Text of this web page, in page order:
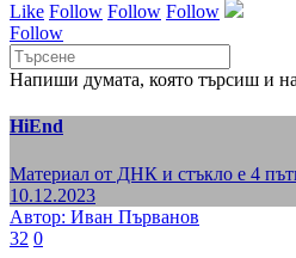
Like Follow Follow Follow
Follow
Напиши думата, която търсиш и
HiEnd
Материал от ДНК и стъкло е 4
10.12.2023
Автор: Иван Първанов
32 0